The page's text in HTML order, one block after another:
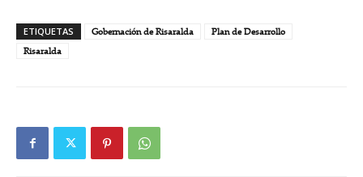
ETIQUETAS Gobernación de Risaralda
Plan de Desarrollo
Risaralda